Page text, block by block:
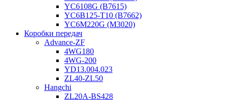
YC6108G (B7615)
YC6B125-T10 (B7662)
YC6M220G (M3020)
Коробки передач
Advance-ZF
4WG180
4WG-200
YD13.004.023
ZL40-ZL50
Hangchi
ZL20A-BS428